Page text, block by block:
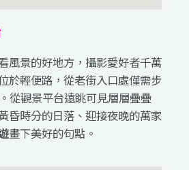
風景的好地方，攝影愛好者千萬
於輕便路，從老街入口處僅需步
從觀景平台遠眺可見層層疊疊
昏時分的日落、迎接夜晚的萬家
畫下美好的句點。